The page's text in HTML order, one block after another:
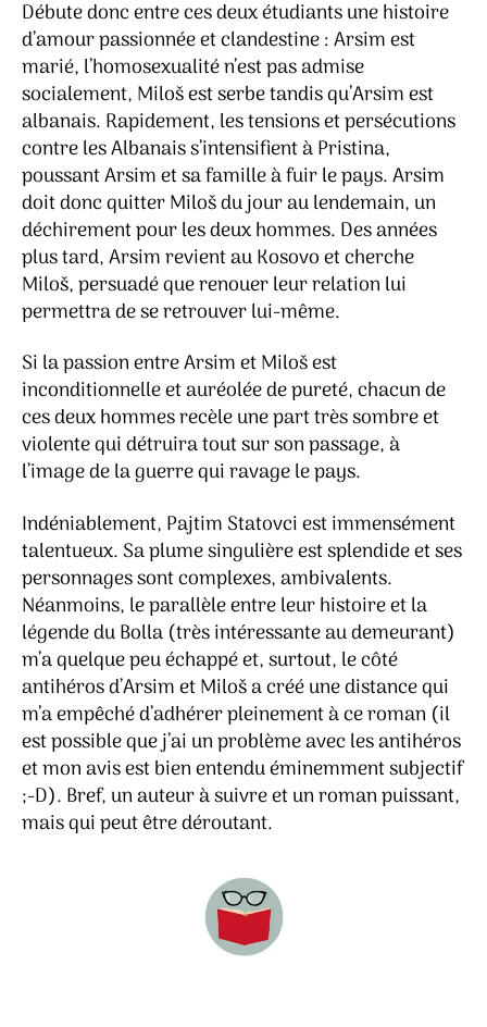
Débute donc entre ces deux étudiants une histoire
d’amour passionnée et clandestine : Arsim est
marié, l’homosexualité n’est pas admise
socialement, Miloš est serbe tandis qu’Arsim est
albanais. Rapidement, les tensions et persécutions
contre les Albanais s’intensifient à Pristina,
poussant Arsim et sa famille à fuir le pays. Arsim
doit donc quitter Miloš du jour au lendemain, un
déchirement pour les deux hommes. Des années
plus tard, Arsim revient au Kosovo et cherche
Miloš, persuadé que renouer leur relation lui
permettra de se retrouver lui-même.
Si la passion entre Arsim et Miloš est
inconditionnelle et auréolée de pureté, chacun de
ces deux hommes recèle une part très sombre et
violente qui détruira tout sur son passage, à
l’image de la guerre qui ravage le pays.
Indéniablement, Pajtim Statovci est immensément
talentueux. Sa plume singulière est splendide et ses
personnages sont complexes, ambivalents.
Néanmoins, le parallèle entre leur histoire et la
légende du Bolla (très intéressante au demeurant)
m’a quelque peu échappé et, surtout, le côté
antihéros d’Arsim et Miloš a créé une distance qui
m’a empêché d’adhérer pleinement à ce roman (il
est possible que j’ai un problème avec les antihéros
et mon avis est bien entendu éminemment subjectif
;-D). Bref, un auteur à suivre et un roman puissant,
mais qui peut être déroutant.